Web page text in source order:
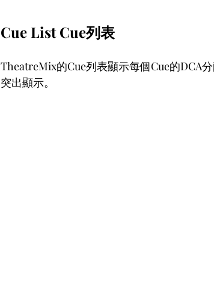
Cue List Cue列表
TheatreMix的Cue列表顯示每個Cue的DCA
突出顯示。